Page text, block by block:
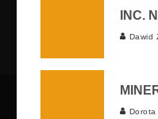
INC.
Dawid
Dorota